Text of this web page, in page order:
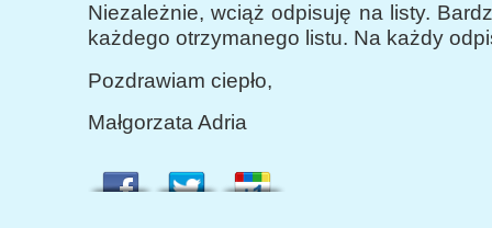
Niezależnie, wciąż odpisuję na listy.
każdego otrzymanego listu. Na każdy
Pozdrawiam ciepło,
Małgorzata Adria